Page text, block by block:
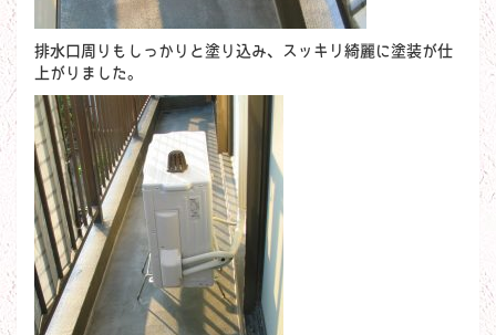
排水口周りもしっかりと塗り込み、スッキリ綺麗に塗装が仕
上がりました。